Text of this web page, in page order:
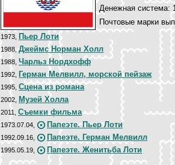
Денежная система:
Почтовые марки
1973, Пьер Лоти
1988,Джеймс Норман Холл
1988, Чарльз Нордхофф
1992, Герман Мелвилл, морской пейзаж
1995, Сцена из романа
2002, Музей Холла
2011, Съемки фильма
1973.07.04, Папеэте. Пьер Лоти
1992.09.16, Папеэте. Герман Мелвилл
1995.05.19, Папеэте. Женитьба Лоти